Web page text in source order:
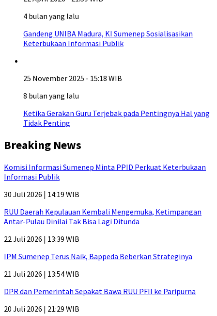
4 bulan yang lalu
Gandeng UNIBA Madura, KI Sumenep Sosialisasikan
Keterbukaan Informasi Publik
25 November 2025 - 15:18 WIB
8 bulan yang lalu
Ketika Gerakan Guru Terjebak pada Pentingnya Hal yang
Tidak Penting
Breaking News
Komisi Informasi Sumenep Minta PPID Perkuat Keterbukaan
Informasi Publik
30 Juli 2026 | 14:19 WIB
RUU Daerah Kepulauan Kembali Mengemuka, Ketimpangan
Antar-Pulau Dinilai Tak Bisa Lagi Ditunda
22 Juli 2026 | 13:39 WIB
IPM Sumenep Terus Naik, Bappeda Beberkan Strateginya
21 Juli 2026 | 13:54 WIB
DPR dan Pemerintah Sepakat Bawa RUU PFII ke Paripurna
20 Juli 2026 | 21:29 WIB